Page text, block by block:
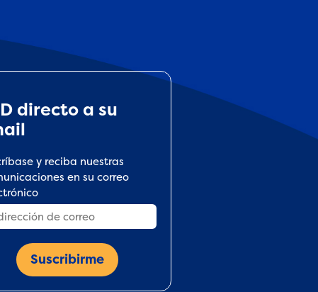
directo a su
y reciba nuestras
en su correo